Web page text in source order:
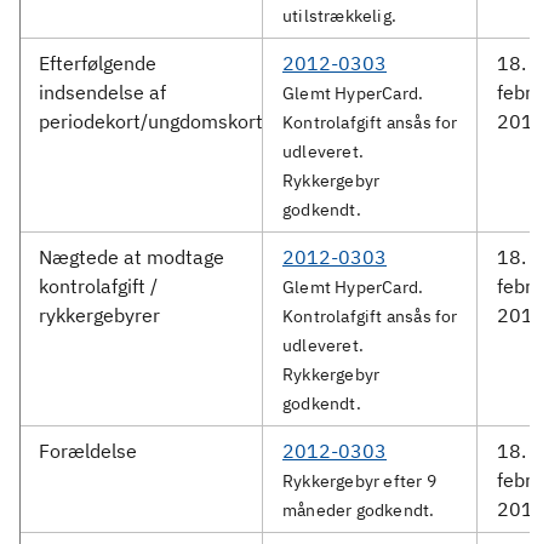
utilstrækkelig.
Efterfølgende
indsendelse af
periodekort/ungdomskort
2012-0303
Glemt HyperCard.
Kontrolafgift ansås for
udleveret.
Rykkergebyr
godkendt.
18.
Nægtede at modtage
kontrolafgift /
rykkergebyrer
2012-0303
Glemt HyperCard.
Kontrolafgift ansås for
udleveret.
Rykkergebyr
godkendt.
18.
Forældelse 2012-0303
Rykkergebyr efter 9
måneder godkendt.
18.